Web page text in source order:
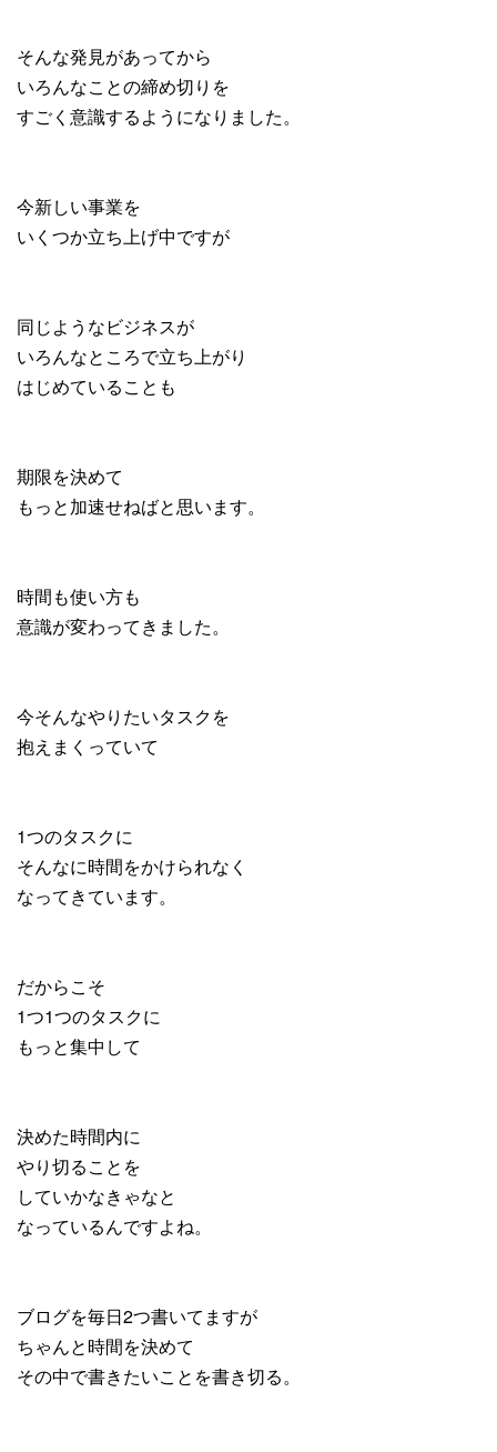
そんな発見があってから
いろんなことの締め切りを
すごく意識するようになりました。
今新しい事業を
いくつか立ち上げ中ですが
同じようなビジネスが
いろんなところで立ち上がり
はじめていることも
期限を決めて
もっと加速せねばと思います。
時間も使い方も
意識が変わってきました。
今そんなやりたいタスクを
抱えまくっていて
1つのタスクに
そんなに時間をかけられなく
なってきています。
だからこそ
1つ1つのタスクに
もっと集中して
決めた時間内に
やり切ることを
していかなきゃなと
なっているんですよね。
ブログを毎日2つ書いてますが
ちゃんと時間を決めて
その中で書きたいことを書き切る。